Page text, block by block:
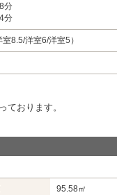
分
分
8.5/洋室6/洋室5）
ております。
95.58㎡